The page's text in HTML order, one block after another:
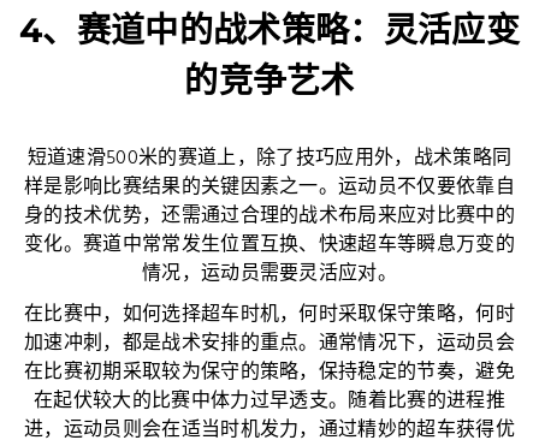
4、赛道中的战术策略：灵活应变
的竞争艺术
短道速滑500米的赛道上，除了技巧应用外，战术策略同
样是影响比赛结果的关键因素之一。运动员不仅要依靠自
身的技术优势，还需通过合理的战术布局来应对比赛中的
变化。赛道中常常发生位置互换、快速超车等瞬息万变的
情况，运动员需要灵活应对。
在比赛中，如何选择超车时机，何时采取保守策略，何时
加速冲刺，都是战术安排的重点。通常情况下，运动员会
在比赛初期采取较为保守的策略，保持稳定的节奏，避免
在起伏较大的比赛中体力过早透支。随着比赛的进程推
进，运动员则会在适当时机发力，通过精妙的超车获得优